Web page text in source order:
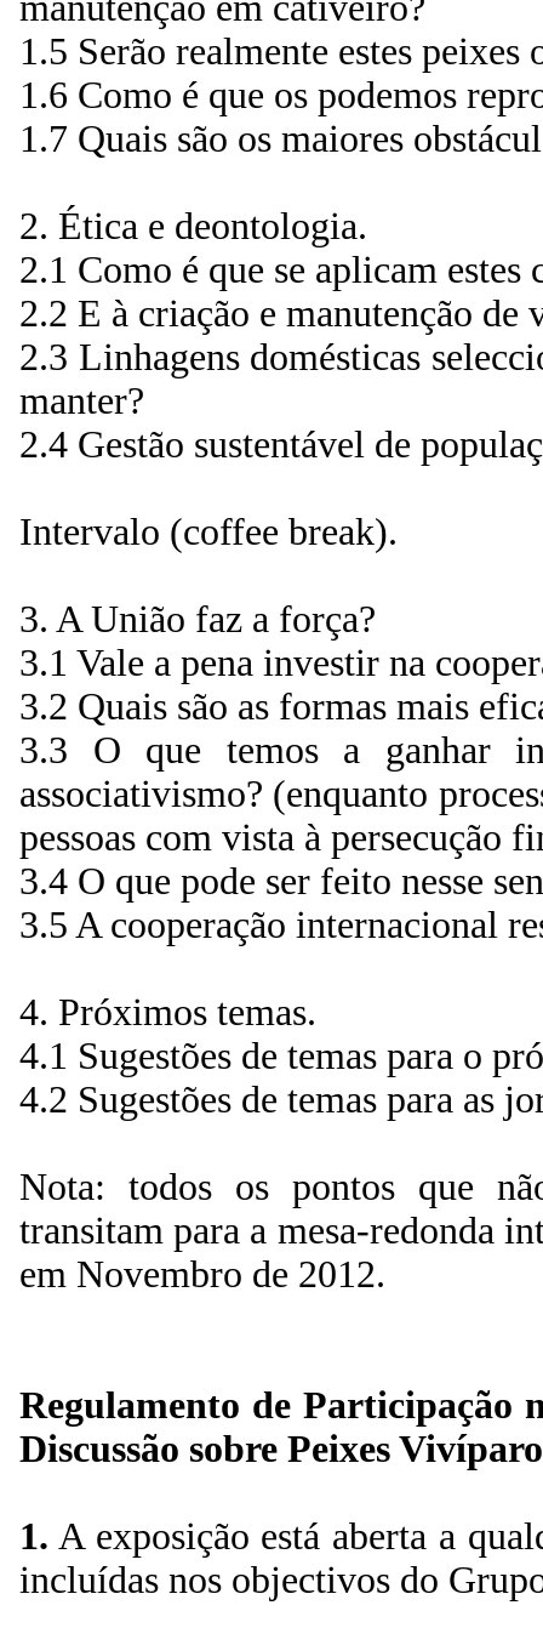
1.5 Serão realmente estes
1.6 Como é que os podemos
1.7 Quais são os maiores
2. Ética e deontologia.
2.1 Como é que se aplicam
2.2 E à criação e manutenção
2.3 Linhagens domésticas
manter?
2.4 Gestão sustentável de
Intervalo (coffee break).
3. A União faz a força?
3.1 Vale a pena investir na
3.2 Quais são as formas mais
3.3 O que temos a ganhar
associativismo? (enquanto
pessoas com vista à persecução
3.4 O que pode ser feito nesse
3.5 A cooperação internacional
4. Próximos temas.
4.1 Sugestões de temas para o
4.2 Sugestões de temas para as
Nota: todos os pontos que
transitam para a mesa-redonda
em Novembro de 2012.
Regulamento de Participação
Discussão sobre Peixes
1. A exposição está aberta a
incluídas nos objectivos do